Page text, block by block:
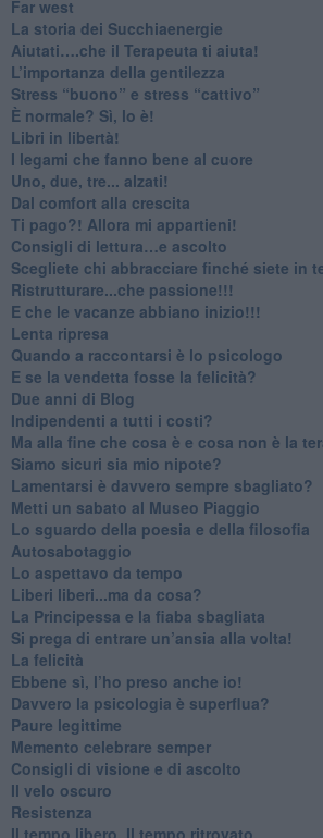
​Far west
​La storia dei Succhiaenergie
​Aiutati….che il Terapeuta ti aiuta!
​L’importanza della gentilezza
​Stress “buono” e stress “cattivo”
​È normale? Sì, lo è!
​Libri in libertà!
​I legami che fanno bene al cuore
Uno, due, tre... alzati!​
​Dal comfort alla crescita
​Ti pago?! Allora mi appartieni!​
​Consigli di lettura…e ascolto
​Scegliete chi abbracciare finché siete in
​Ristrutturare...che passione!!!
​E che le vacanze abbiano inizio!!!
​Lenta ripresa
​Quando a raccontarsi è lo psicologo
​E se la vendetta fosse la felicità?
​Due anni di Blog
​Indipendenti a tutti i costi?
​Ma alla fine che cosa è e cosa non è la
​Siamo sicuri sia mio nipote?
​Lamentarsi è davvero sempre sbagliato?
​Metti un sabato al Museo Piaggio
​Lo sguardo della poesia e della filosofia
Autosabotaggio
​Lo aspettavo da tempo
​Liberi liberi...ma da cosa?
​La Principessa e la fiaba sbagliata
Si prega di entrare un’ansia alla volta!
​La felicità
​Ebbene sì, l’ho preso anche io!
​Davvero la psicologia è superflua?
Paure legittime
​Memento celebrare semper
​Consigli di visione e di ascolto
​Il velo oscuro
Resistenza
​Il tempo libero. Il tempo ritrovato.